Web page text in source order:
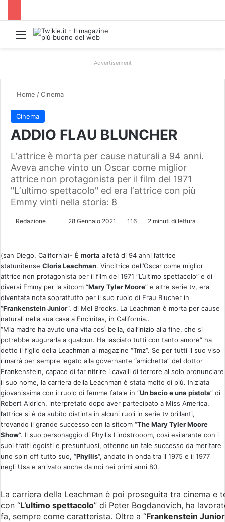
Menu
Advertisement
Home /Cinema
Cinema
ADDIO FLAU BLUNCHER
Lʼattrice è morta per cause naturali a 94 anni.
Aveva anche vinto un Oscar come miglior
attrice non protagonista per il film del 1971
"Lʼultimo spettacolo" ed era lʼattrice con più
Emmy vinti nella storia: 8
Redazione
i
a
u
'
e
m
a
i
28 Gennaio 2021 116 2 minuti di lettura
(san Diego, California)- È morta all’età di 94 anni l’attrice
statunitense Cloris Leachman. Vincitrice dell’Oscar come miglior
attrice non protagonista per il film del 1971 “L’ultimo spettacolo” e di
diversi Emmy per la sitcom “Mary Tyler Moore” e altre serie tv, era
diventata nota soprattutto per il suo ruolo di Frau Blucher in
“Frankenstein Junior“, di Mel Brooks. La Leachman è morta per cause
naturali nella sua casa a Encinitas, in California..
“Mia madre ha avuto una vita così bella, dall’inizio alla fine, che si
potrebbe augurarla a qualcun. Ha lasciato tutti con tanto amore” ha
detto il figlio della Leachman al magazine “Tmz”. Se per tutti il suo viso
rimarrà per sempre legato alla governante “amichetta” del dottor
Frankenstein, capace di far nitrire i cavalli di terrore al solo pronunciare
il suo nome, la carriera della Leachman è stata molto di più. Iniziata
giovanissima con il ruolo di femme fatale in “Un bacio e una pistola” di
Robert Aldrich, interpretato dopo aver partecipato a Miss America,
l’attrice si è da subito distinta in alcuni ruoli in serie tv brillanti,
trovando il grande successo con la sitcom “The Mary Tyler Moore
Show“. Il suo personaggio di Phyllis Lindstrooom, così esilarante con i
suoi tratti egoisti e presuntuosi, ottenne un tale successo da meritare
uno spin off tutto suo, “Phyllis“, andato in onda tra il 1975 e il 1977
negli Usa e arrivato anche da noi nei primi anni 80.
La carriera della Leachman è poi proseguita tra cinema e
con “L’ultimo spettacolo” di Peter Bogdanovich, ha
fa, sempre come caratterista. Oltre a “Frankenstein Junior